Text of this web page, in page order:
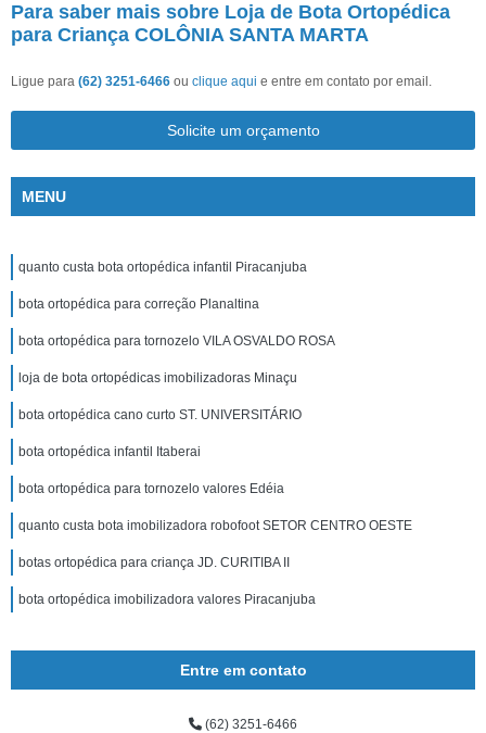
Para saber mais sobre Loja de Bota Ortopédica
para Criança COLÔNIA SANTA MARTA
Ligue para (62) 3251-6466 ou clique aqui e entre em contato por email.
Solicite um orçamento
MENU
quanto custa bota ortopédica infantil Piracanjuba
bota ortopédica para correção Planaltina
bota ortopédica para tornozelo VILA OSVALDO ROSA
loja de bota ortopédicas imobilizadoras Minaçu
bota ortopédica cano curto ST. UNIVERSITÁRIO
bota ortopédica infantil Itaberai
bota ortopédica para tornozelo valores Edéia
quanto custa bota imobilizadora robofoot SETOR CENTRO OESTE
botas ortopédica para criança JD. CURITIBA II
bota ortopédica imobilizadora valores Piracanjuba
Entre em contato
(62) 3251-6466